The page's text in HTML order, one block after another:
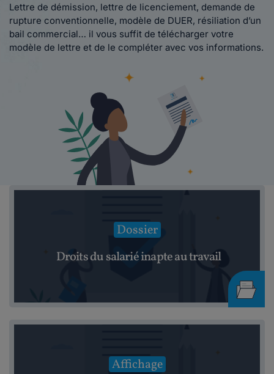
Lettre de démission, lettre de licenciement, demande de
rupture conventionnelle, modèle de DUER, résiliation d’un
bail commercial… il vous suffit de télécharger votre
modèle de lettre et de le compléter avec vos informations.
Dossier
Droits du salarié inapte au travail
Affichage